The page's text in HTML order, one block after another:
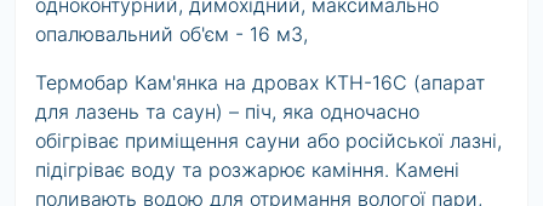
одноконтурний, димохідний, максимально
опалювальний об'єм - 16 м3,
Термобар Кам'янка на дровах КТН-16С (апарат
для лазень та саун) – піч, яка одночасно
обігріває приміщення сауни або російської лазні,
підігріває воду та розжарює каміння. Камені
поливають водою для отримання вологої пари,